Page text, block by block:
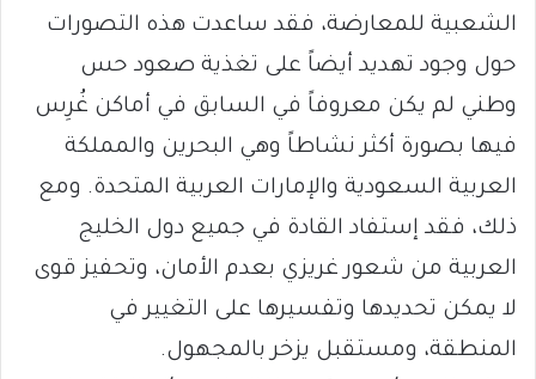
الشعبية للمعارضة، فقد ساعدت هذه التصورات
حول وجود تهديد أيضاً على تغذية صعود حس
وطني لم يكن معروفاً في السابق في أماكن غُرِس
فيها بصورة أكثر نشاطاً وهي البحرين والمملكة
العربية السعودية والإمارات العربية المتحدة. ومع
ذلك، فقد إستفاد القادة في جميع دول الخليج
العربية من شعور غريزي بعدم الأمان، وتحفيز قوى
لا يمكن تحديدها وتفسيرها على التغيير في
المنطقة، ومستقبل يزخر بالمجهول.